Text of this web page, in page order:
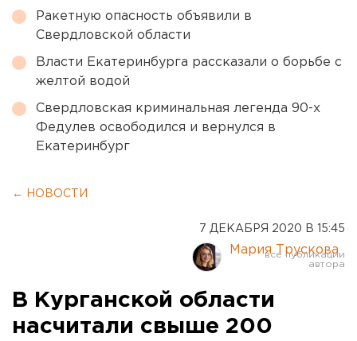
Ракетную опасность объявили в
Свердловской области
Власти Екатеринбурга рассказали о борьбе с
желтой водой
Свердловская криминальная легенда 90-х
Федулев освободился и вернулся в
Екатеринбург
← НОВОСТИ
7 ДЕКАБРЯ 2020 В 15:45
Мария Трускова
В Курганской области
насчитали свыше 200